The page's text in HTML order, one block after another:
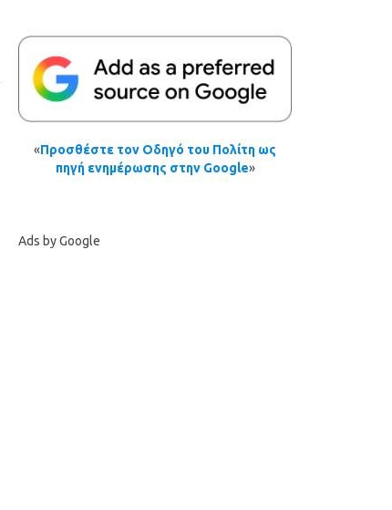
«Προσθέστε τον Οδηγό του Πολίτη ως
πηγή ενημέρωσης στην Google»
Ads by Google